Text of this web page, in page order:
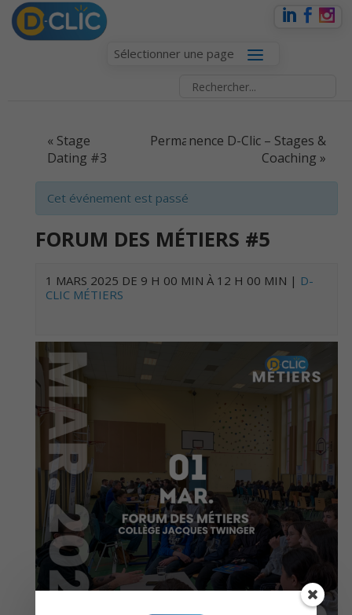
Sélectionner une page
EVENT
NAVIGATION
« Stage
Dating #3
Permanence D-Clic – Stages &
Coaching »
Cet événement est passé
FORUM DES MÉTIERS #5
1 MARS 2025 DE 9 H 00 MIN À 12 H 00 MIN | D-
CLIC MÉTIERS